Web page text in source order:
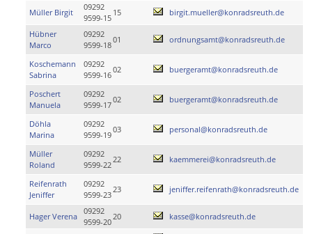
Müller Birgit
09292
9599-15
15 birgit.mueller@konradsreuth.de
Hübner
Marco
09292
9599-18
01 ordnungsamt@konradsreuth.de
Koschemann
Sabrina
09292
9599-16
02 buergeramt@konradsreuth.de
Poschert
Manuela
09292
9599-17
02 buergeramt@konradsreuth.de
Döhla
Marina
09292
9599-19
03 personal@konradsreuth.de
Müller
Roland
09292
9599-22
22 kaemmerei@konradsreuth.de
Reifenrath
Jeniffer
09292
9599-23
23 jeniffer.reifenrath@konradsreuth.de
Hager Verena
09292
9599-20
20 kasse@konradsreuth.de